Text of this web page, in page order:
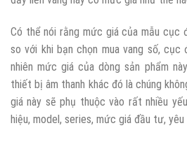
Có thể nói rằng mức giá của mẫu cục
so với khi bạn chọn mua vang số, cục
nhiên mức giá của dòng sản phẩm
thiết bị âm thanh khác đó là chúng
giá này sẽ phụ thuộc vào rất nhiều
hiệu, model, series, mức giá đầu tư, yêu